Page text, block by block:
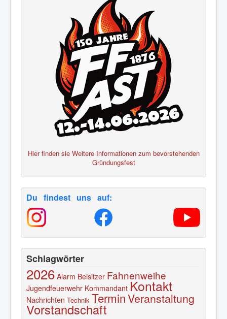
Hier finden sie Weitere Informationen zum bevorstehenden
Gründungsfest
Du findest uns auf:
Schlagwörter
2026 Alarm Beisitzer Fahnenweihe
Jugendfeuerwehr Kommandant Kontakt
Nachrichten Technik TerminVeranstaltung
Vorstandschaft